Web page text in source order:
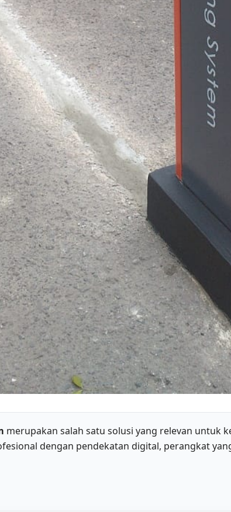
merupakan salah satu solusi yang relevan untuk
dengan pendekatan digital, perangkat